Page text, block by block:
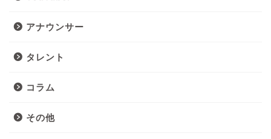
アナウンサー
タレント
コラム
その他